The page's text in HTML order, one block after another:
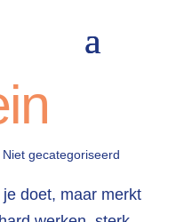
Niet gecategoriseerd
doet, maar merkt